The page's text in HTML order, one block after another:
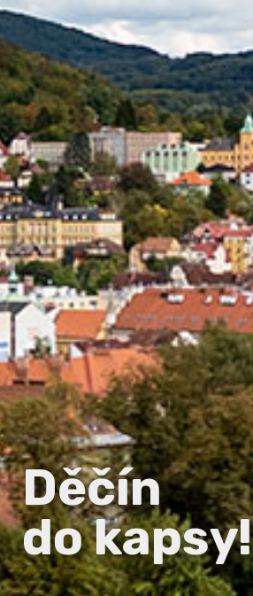
Děčín
do kapsy!